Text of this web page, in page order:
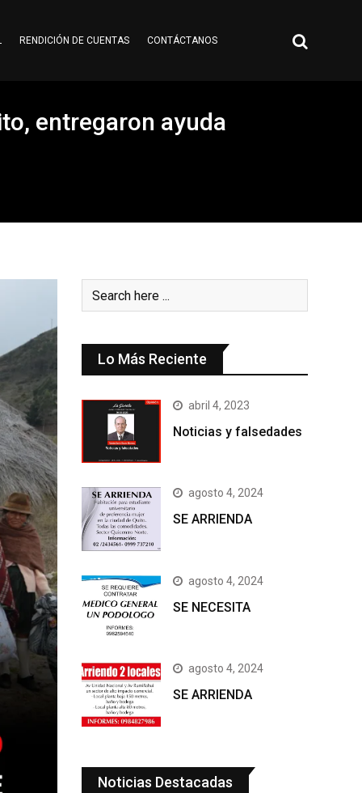
RENDICIÓN DE CUENTAS CONTÁCTANOS
entregaron ayuda
Lo Más Reciente
abril 4, 2023
Noticias y falsedades
agosto 4, 2024
SE ARRIENDA
agosto 4, 2024
SE NECESITA
agosto 4, 2024
SE ARRIENDA
Noticias Destacadas